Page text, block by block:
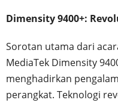
Dimensity 9400+:
Sorotan utama dari
MediaTek Dimensity
menghadirkan
perangkat. Teknologi